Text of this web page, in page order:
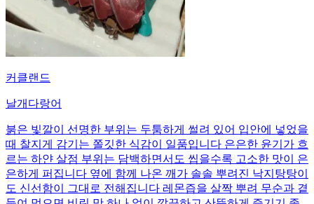
커클랜드
날개다랑어
붉은 빛깔이 선명한 부위는 두툼하게 썰려 있어 입안에 넣었을
때 찰지게 감기는 쫄깃한 식감이 일품입니다 은은한 윤기가 흐
르는 하얀 살점 부위는 담백하면서도 씹을수록 고소한 맛이 은
은하게 퍼집니다 옆에 함께 나온 깨가 솔솔 뿌려진 낙지탕탕이
도 신선함이 그대로 전해집니다 레몬즙을 살짝 뿌려 무순과 곁